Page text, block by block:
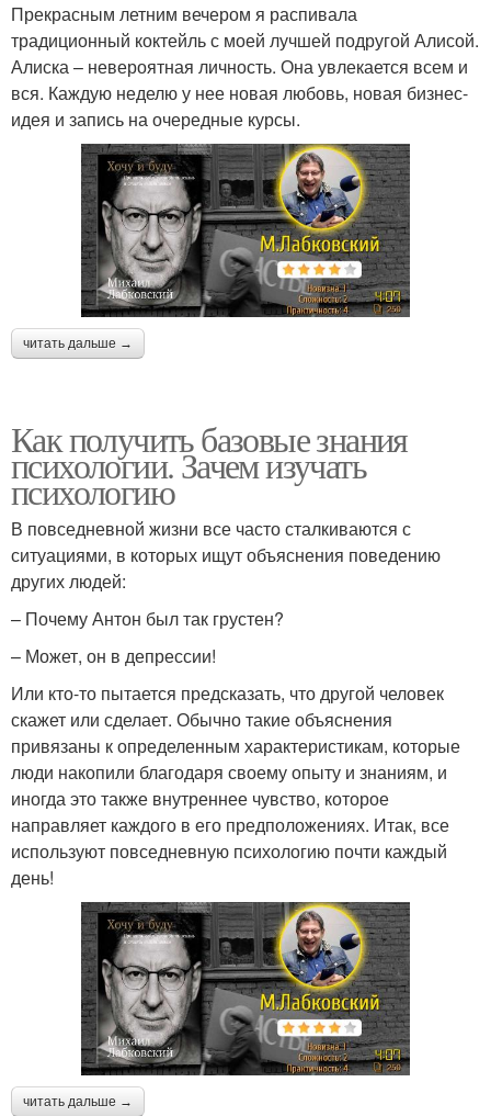
Прекрасным летним вечером я распивала
традиционный коктейль с моей лучшей подругой Алисой.
Алиска – невероятная личность. Она увлекается всем и
вся. Каждую неделю у нее новая любовь, новая бизнес-
идея и запись на очередные курсы.
читать дальше →
Как получить базовые знания
психологии. Зачем изучать
психологию
В повседневной жизни все часто сталкиваются с
ситуациями, в которых ищут объяснения поведению
других людей:
– Почему Антон был так грустен?
– Может, он в депрессии!
Или кто-то пытается предсказать, что другой человек
скажет или сделает. Обычно такие объяснения
привязаны к определенным характеристикам, которые
люди накопили благодаря своему опыту и знаниям, и
иногда это также внутреннее чувство, которое
направляет каждого в его предположениях. Итак, все
используют повседневную психологию почти каждый
день!
читать дальше →